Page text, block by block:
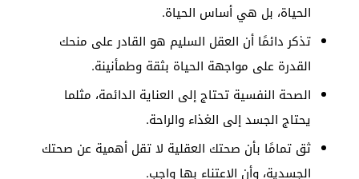
الحياة، بل هي أساس الحياة.
تذكر دائمًا أن العقل السليم هو القادر على منحك
القدرة على مواجهة الحياة بثقة وطمأنينة.
الصحة النفسية تحتاج إلى العناية الدائمة، مثلما
يحتاج الجسد إلى الغذاء والراحة.
ثق تمامًا بأن صحتك العقلية لا تقل أهمية عن صحتك
الجسدية، وأن الاعتناء بها واجب.